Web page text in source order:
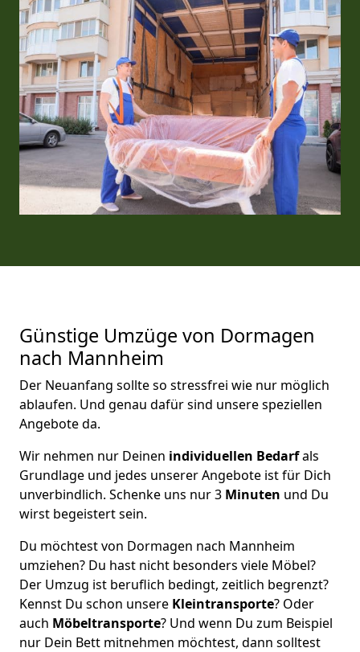
Günstige Umzüge von Dormagen
nach Mannheim
Der Neuanfang sollte so stressfrei wie nur möglich
ablaufen. Und genau dafür sind unsere speziellen
Angebote da.
Wir nehmen nur Deinen individuellen Bedarfals
Grundlage und jedes unserer Angebote ist für Dich
unverbindlich. Schenke uns nur 3 Minuten und Du
wirst begeistert sein.
Du möchtest von Dormagen nach Mannheim
umziehen? Du hast nicht besonders viele Möbel?
Der Umzug ist beruflich bedingt, zeitlich begrenzt?
Kennst Du schon unsere Kleintransporte? Oder
auch Möbeltransporte? Und wenn Du zum Beispiel
nur Dein Bett mitnehmen möchtest, dann solltest